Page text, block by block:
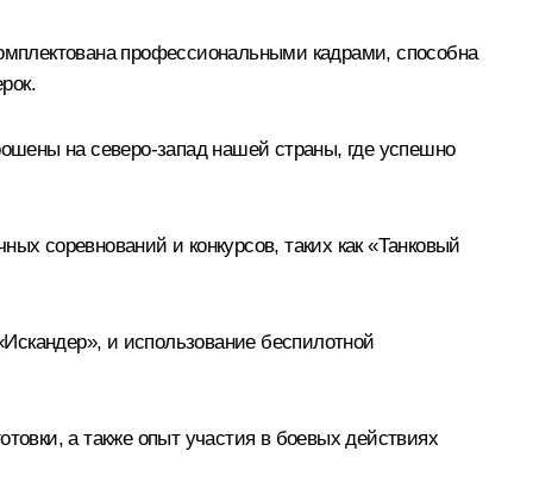
профессиональными кадрами, способна
на северо-запад нашей страны, где успешно
соревнований и конкурсов, таких как «Танковый
и использование беспилотной
а также опыт участия в боевых действиях